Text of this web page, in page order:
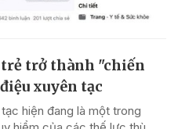
trở thành "chiến
xuyên tạc
hiện đang là một trong